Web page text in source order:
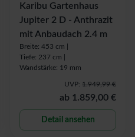
Karibu Gartenhaus
Jupiter 2 D - Anthrazit
mit Anbaudach 2.4 m
Breite: 453 cm |
Tiefe: 237 cm |
Wandstärke: 19 mm
UVP: 1.949,99 €
ab 1.859,00 €
Detail ansehen